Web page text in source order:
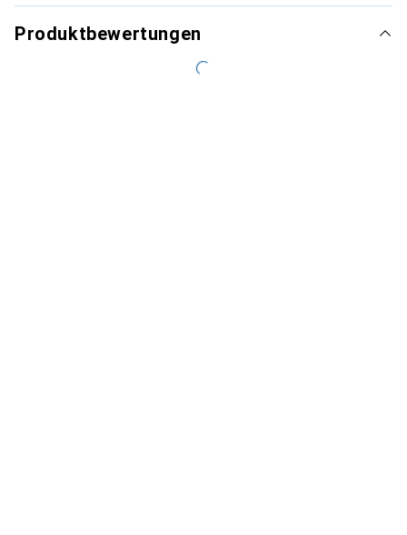
Produktbewertungen